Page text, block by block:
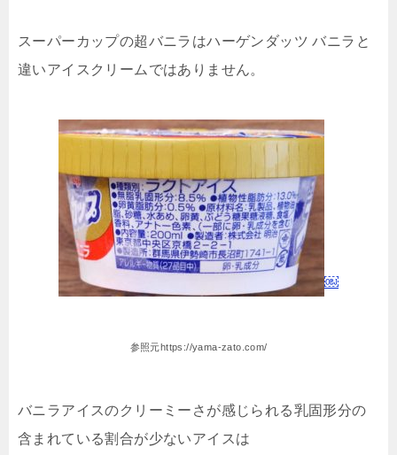
スーパーカップの超バニラはハーゲンダッツ バニラと
違いアイスクリームではありません。
￼
参照元https://yama-zato.com/
バニラアイスのクリーミーさが感じられる乳固形分の
含まれている割合が少ないアイスは